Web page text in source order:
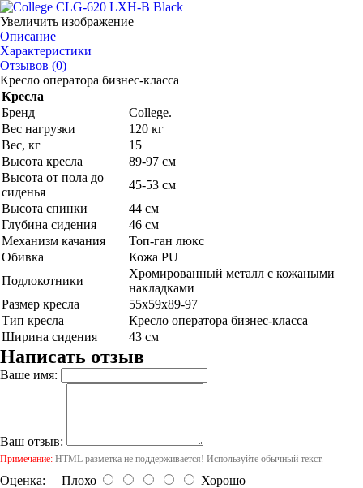
Увеличить изображение
Описание
Характеристики
Отзывов (0)
Кресло оператора бизнес-класса
Кресла
Бренд
College.
Вес нагрузки
120 кг
Вес, кг
15
Высота кресла
89-97 см
Высота от пола до
сиденья
45-53 см
Высота спинки
44 см
Глубина сидения
46 см
Механизм качания
Топ-ган люкс
Обивка
Кожа PU
Подлокотники
Хромированный металл с кожаными
накладками
Размер кресла
55x59x89-97
Тип кресла
Кресло оператора бизнес-класса
Ширина сидения
43 см
Написать отзыв
Ваше имя:
Ваш отзыв:
Примечание: HTML разметка не поддерживается! Используйте обычный текст.
Оценка: Плохо Хорошо